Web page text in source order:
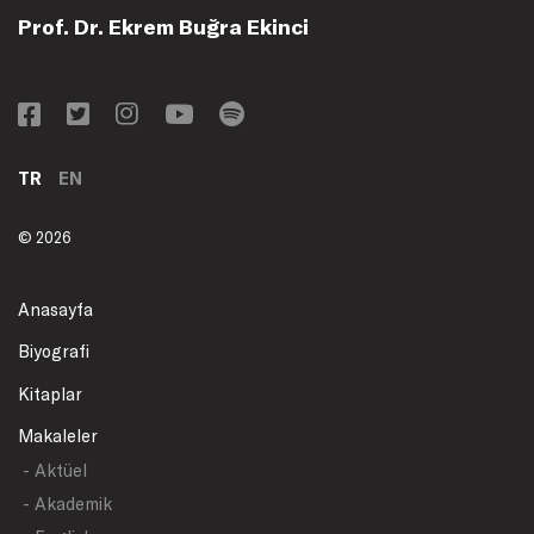
Prof. Dr. Ekrem Buğra Ekinci
TR EN
© 2026
Anasayfa
Biyografi
Kitaplar
Makaleler
- Aktüel
- Akademik